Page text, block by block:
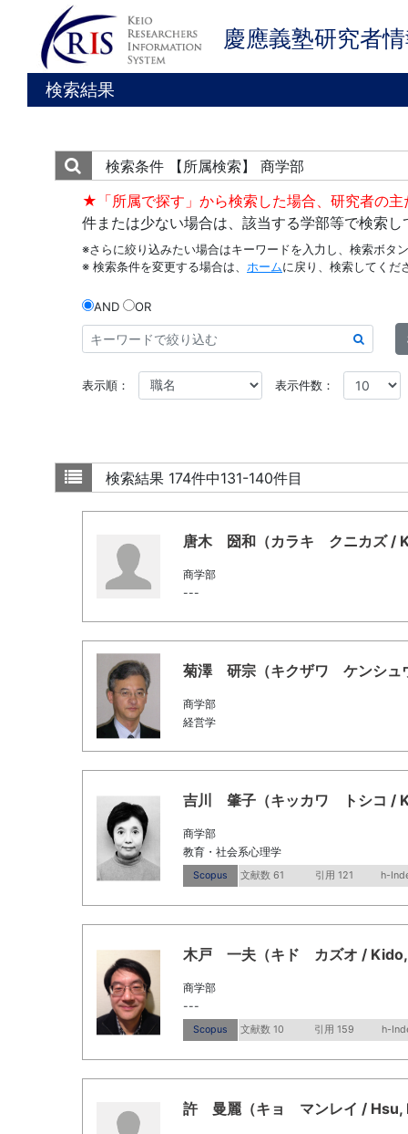
慶應義塾研究者
検索結果
検索条件
【所属検索】 商学部
★「所属で探す」から検索した場合、研究者の
件または少ない場合は、該当する学部等で検索し
※さらに絞り込みたい場合はキーワードを入力し、検索ボタ
※ 検索条件を変更する場合は、 ホームに戻り、検索してくだ
AND OR
表示順： 表示件数：
検索結果 174件中131-140件目
唐木 圀和（カラキ クニカズ /
商学部
---
菊澤 研宗（キクザワ ケンシュ
商学部
経営学
吉川 肇子（キッカワ トシコ /
商学部
教育・社会系心理学
Scopus 文献数 61 引用 121 h-
木戸 一夫（キド カズオ / Kido,
商学部
---
Scopus 文献数 10 引用 159 h-
許 曼麗（キョ マンレイ / Hsu,